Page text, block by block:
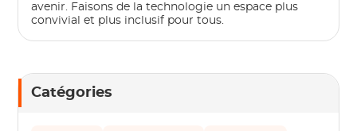
avenir. Faisons de la technologie un espace plus
convivial et plus inclusif pour tous.
Catégories